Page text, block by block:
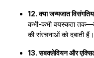
12. क्या जन्मजात
कभी-कभी वयस्कता
की संरचनाओं को दबाती हैं।
13. सबक्लेवियन और